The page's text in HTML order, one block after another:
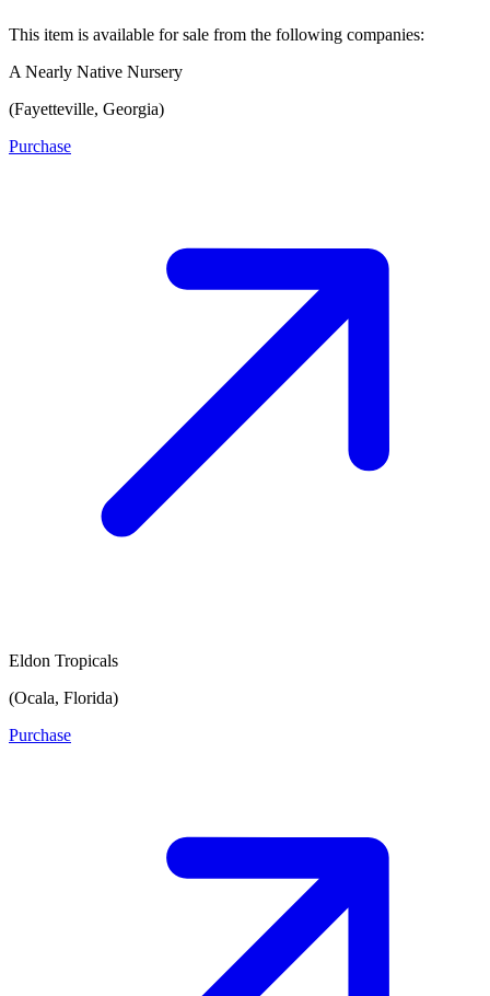
This item is available for sale from the following companies:
A Nearly Native Nursery
(Fayetteville, Georgia)
Purchase
Eldon Tropicals
(Ocala, Florida)
Purchase